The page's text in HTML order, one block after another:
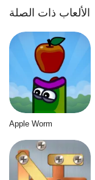
الألعاب ذات الصلة
Apple Worm